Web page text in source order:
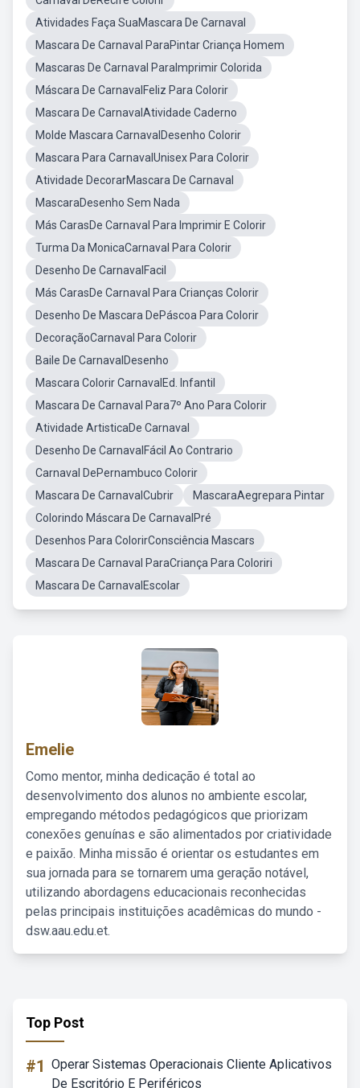
Atividades Faça SuaMascara De Carnaval
Mascara De Carnaval ParaPintar Criança Homem
Mascaras De Carnaval ParaImprimir Colorida
Máscara De CarnavalFeliz Para Colorir
Mascara De CarnavalAtividade Caderno
Molde Mascara CarnavalDesenho Colorir
Mascara Para CarnavalUnisex Para Colorir
Atividade DecorarMascara De Carnaval
MascaraDesenho Sem Nada
Más CarasDe Carnaval Para Imprimir E Colorir
Turma Da MonicaCarnaval Para Colorir
Desenho De CarnavalFacil
Más CarasDe Carnaval Para Crianças Colorir
Desenho De Mascara DePáscoa Para Colorir
DecoraçãoCarnaval Para Colorir
Baile De CarnavalDesenho
Mascara Colorir CarnavalEd. Infantil
Mascara De Carnaval Para7º Ano Para Colorir
Atividade ArtisticaDe Carnaval
Desenho De CarnavalFácil Ao Contrario
Carnaval DePernambuco Colorir
Mascara De CarnavalCubrir
MascaraAegrepara Pintar
Colorindo Máscara De CarnavalPré
Desenhos Para ColorirConsciência Mascars
Mascara De Carnaval ParaCriança Para Coloriri
Mascara De CarnavalEscolar
Emelie
Como mentor, minha dedicação é total ao
desenvolvimento dos alunos no ambiente escolar,
empregando métodos pedagógicos que priorizam
conexões genuínas e são alimentados por criatividade
e paixão. Minha missão é orientar os estudantes em
sua jornada para se tornarem uma geração notável,
utilizando abordagens educacionais reconhecidas
pelas principais instituições acadêmicas do mundo -
dsw.aau.edu.et.
Top Post
#1 Operar Sistemas Operacionais Cliente Aplicativos
De Escritório E Periféricos